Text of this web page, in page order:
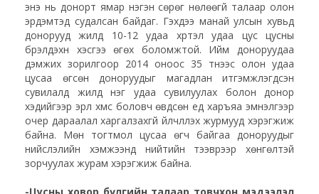
энэ нь донорт ямар нэгэн сөрөг нөлөөгүй талаар олон
эрдэмтэд судалсан байдаг. Гэхдээ манай улсын хувьд
донорууд жилд 10-12 удаа хүртэл удаа цус цусны
бүрэлдэхүүн хэсгээ өгөх боломжтой. Ийм доноруудаа
дэмжих зорилгоор 2014 оноос 35 түүнээс олон удаа
цусаа өгсөн доноруудыг магадлан итгэмжлэгдсэн
сувилалд жилд нэг удаа сувилуулах болон донор
хэдийгээр эрүүл хүмүүс боловч өвдсөн үед харъяа эмнэлгээр
очер дараалал харгалзахгүй үйлчлүүлэх журмууд хэрэгжиж
байна. Мөн тогтмол цусаа өгч байгаа доноруудыг
нийслэлийн хэмжээнд нийтийн тээврээр хөнгөлтэй
зорчуулах журам хэрэгжиж байна.